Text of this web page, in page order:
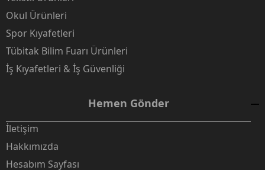
Okul Ürünleri
Spor Kıyafetleri
Tübitak Bilim Fuarı Ürünleri
İş Kıyafetleri & İş Güvenliği
Hemen Gönder
İletişim
Hakkımızda
Hesabım Sayfası